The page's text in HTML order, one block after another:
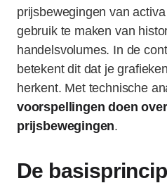
prijsbewegingen van
gebruik te maken van
handelsvolumes. In de
betekent dit dat je
herkent. Met technische
voorspellingen doen
prijsbewegingen.
De